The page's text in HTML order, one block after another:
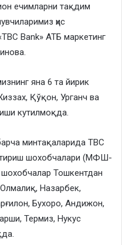
ечимларни тақдим
ҳис
Bank» АТБ маркетинг
яна 6 та йирик
Қўқон, Урганч ва
кутилмоқда.
минтақаларида TBC
шохобчалари (МФШ-
Тошкентдан
Назарбек,
Бухоро, Андижон,
Термиз, Нукус